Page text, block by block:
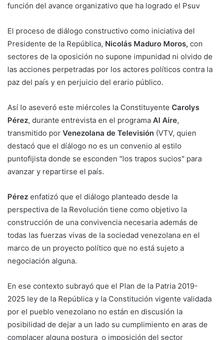
función del avance organizativo que ha logrado el Psuv
El proceso de diálogo constructivo como iniciativa del
Presidente de la República, Nicolás Maduro Moros, con
sectores de la oposición no supone impunidad ni olvido de
las acciones perpetradas por los actores políticos contra la
paz del país y en perjuicio del erario público.
Así lo aseveró este miércoles la Constituyente Carolys
Pérez, durante entrevista en el programa Al Aire,
transmitido por Venezolana de Televisión (VTV, quien
destacó que el díálogo no es un convenio al estilo
puntofijista donde se esconden "los trapos sucios" para
avanzar y repartirse el país.
Pérez enfatizó que el diálogo planteado desde la
perspectiva de la Revolución tiene como objetivo la
construcción de una convivencia necesaria además de
todas las fuerzas vivas de la sociedad venezolana en el
marco de un proyecto político que no está sujeto a
negociación alguna.
En ese contexto subrayó que el Plan de la Patria 2019-
2025 ley de la República y la Constitución vigente validada
por el pueblo venezolano no están en discusión la
posibilidad de dejar a un lado su cumplimiento en aras de
complacer alguna postura o imposición del sector